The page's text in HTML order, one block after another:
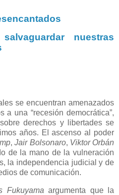
nuestras
se encuentran amenazados
a una “recesión democrática”,
derechos y libertades se
años. El ascenso al poder
,Jair Bolsonaro, Viktor Orbán
de la mano de la vulneración
la independencia judicial y de
de comunicación.
Fukuyama argumenta que la